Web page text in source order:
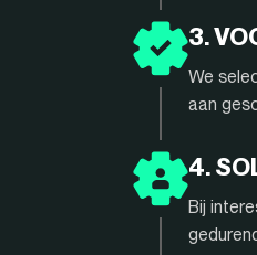
3.
We
aan
4.
Bij